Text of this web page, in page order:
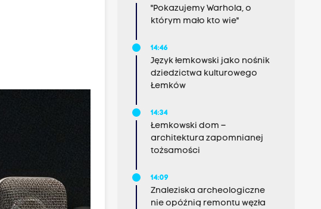
"Pokazujemy Warhola, o
którym mało kto wie"
14:46
Język łemkowski jako nośnik
dziedzictwa kulturowego
Łemków
14:34
Łemkowski dom –
architektura zapomnianej
tożsamości
14:09
Znaleziska archeologiczne
nie opóźnią remontu węzła